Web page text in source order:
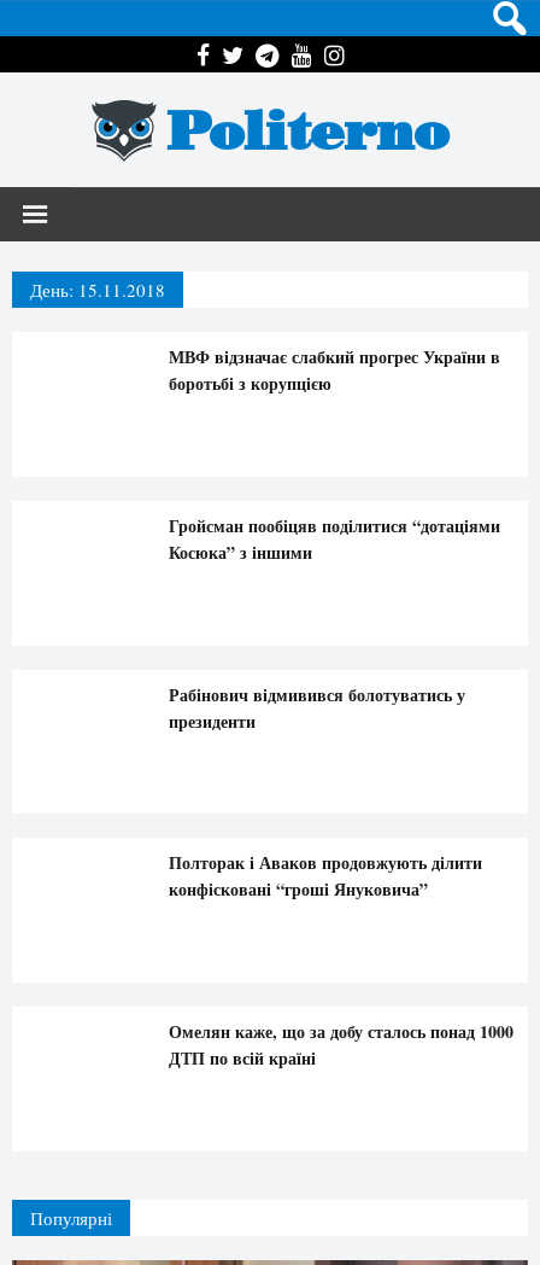
Politerno
День: 15.11.2018
МВФ відзначає слабкий прогрес України в
боротьбі з корупцією
Гройсман пообіцяв поділитися “дотаціями
Косюка” з іншими
Рабінович відмивився болотуватись у
президенти
Полторак і Аваков продовжують ділити
конфісковані “гроші Януковича”
Омелян каже, що за добу сталось понад 1000
ДТП по всій країні
Популярні